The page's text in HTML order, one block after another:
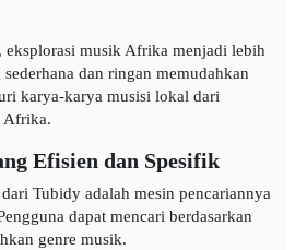
, eksplorasi musik Afrika menjadi lebih
dan ringan memudahkan
karya-karya musisi lokal dari
Afrika.
Efisien dan Spesifik
Tubidy adalah mesin pencariannya
dapat mencari berdasarkan
genre musik.